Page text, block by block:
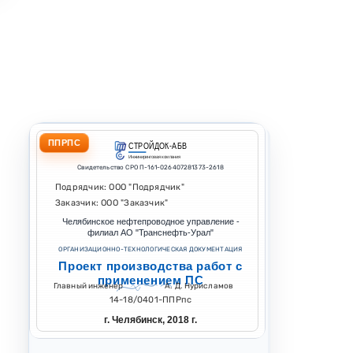
СТРОЙДОК-АБВ
Инжиниринговая компания
Свидетельство СРО П-161-026407281373-2618
Подрядчик: ООО "Подрядчик"
Заказчик: ООО "Заказчик"
Челябинское нефтепроводное управление -
филиал АО "Транснефть-Урал"
ППРПС
ОРГАНИЗАЦИОННО-ТЕХНОЛОГИЧЕСКАЯ ДОКУМЕНТАЦИЯ
Проект производства работ с
применением ПС
14-18/0401-ППРпс
Главный инженер А. Д. Нурисламов
г. Челябинск, 2018 г.